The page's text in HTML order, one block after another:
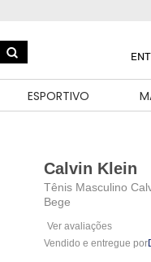
ESPORTIVO
Calvin Klein
Tênis Masculino
Bege
Ver avaliações
Vendido e entregue por